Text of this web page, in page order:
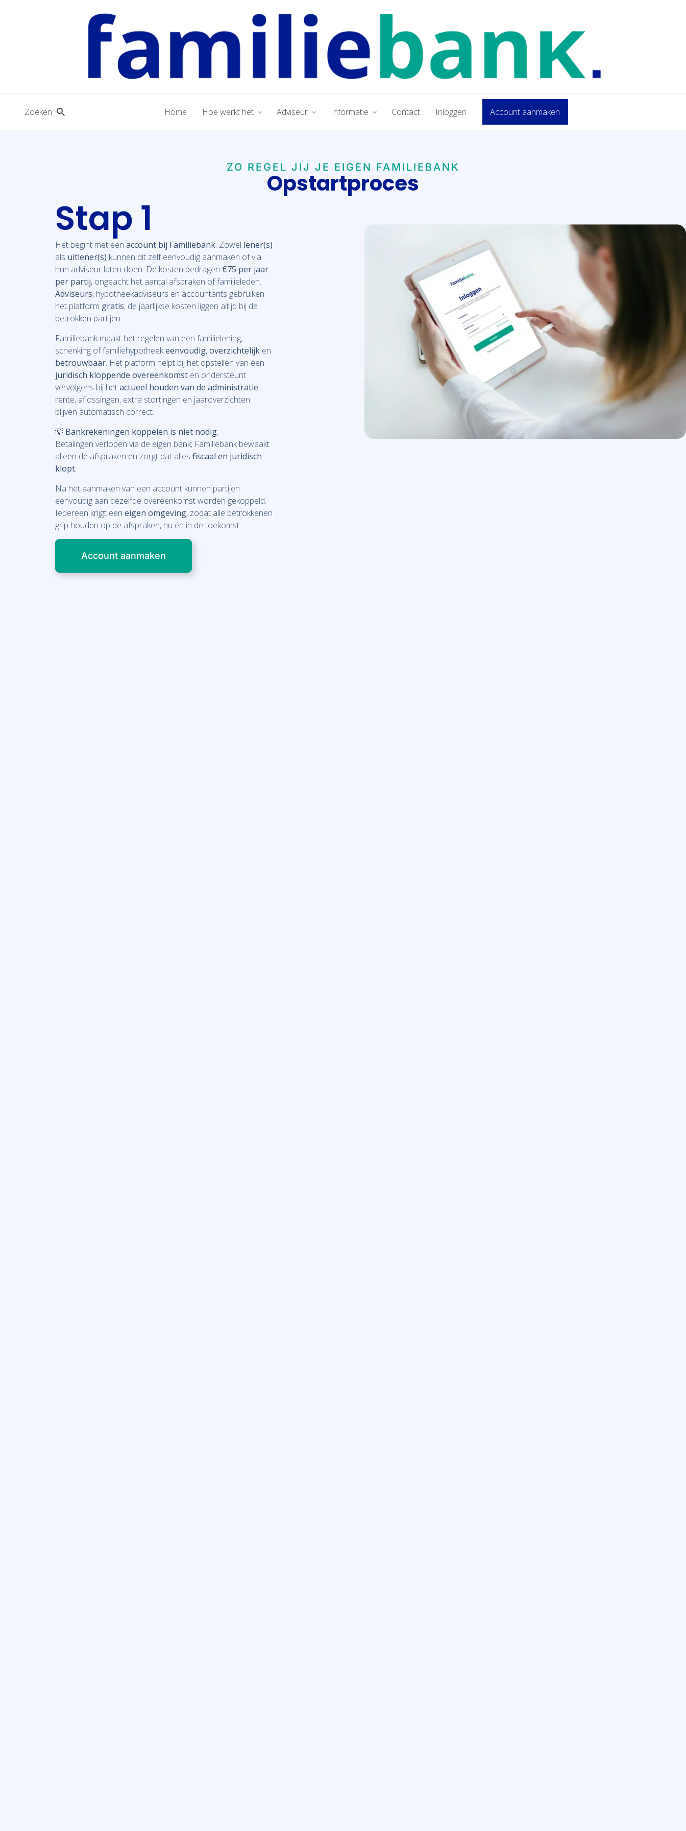
Zoeken Home Hoe werkt het Adviseur Informatie Contact Inloggen Account aanmaken
ZO REGEL JIJ JE EIGEN FAMILIEBANK
Opstartproces
Stap 1
Het begint met een account bij Familiebank. Zowel lener(s)
als uitlener(s) kunnen dit zelf eenvoudig aanmaken of via
hun adviseur laten doen. De kosten bedragen €75 per jaar
per partij, ongeacht het aantal afspraken of familieleden.
Adviseurs, hypotheekadviseurs en accountants gebruiken
het platform gratis; de jaarlijkse kosten liggen altijd bij de
betrokken partijen.
Familiebank maakt het regelen van een familielening,
schenking of familiehypotheekeenvoudig,overzichtelijken
betrouwbaar. Het platform helpt bij het opstellen van een
juridisch kloppende overeenkomsten ondersteunt
vervolgens bij hetactueel houden van de administratie:
rente, aflossingen, extra stortingen en jaaroverzichten
blijven automatisch correct.
💡 Bankrekeningen koppelen is niet nodig.
Betalingen verlopen via de eigen bank; Familiebank bewaakt
alleen de afspraken en zorgt dat alles fiscaal en juridisch
klopt.
Na het aanmaken van een account kunnen partijen
eenvoudig aan dezelfde overeenkomst worden gekoppeld.
Iedereen krijgt een eigen omgeving, zodat alle betrokkenen
grip houden op de afspraken, nu én in de toekomst.
Account aanmaken